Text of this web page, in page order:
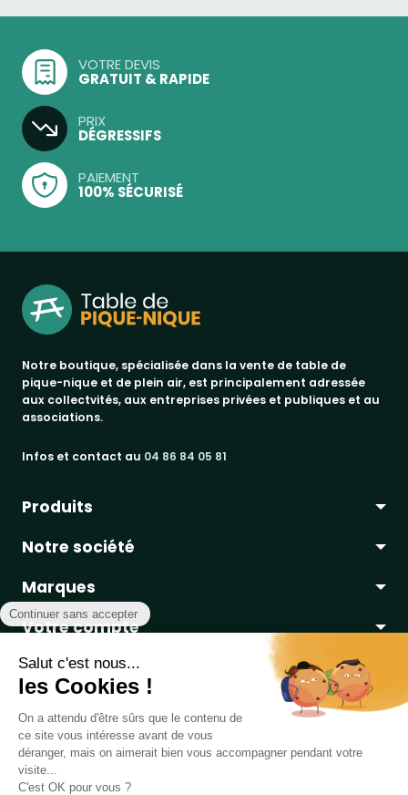
VOTRE DEVIS
GRATUIT & RAPIDE
PRIX
DÉGRESSIFS
PAIEMENT
100% SÉCURISÉ
Notre boutique, spécialisée dans la vente de table de
pique-nique et de plein air, est principalement adressée
aux collectvités, aux entreprises privées et publiques et au
associations.
Infos et contact au 04 86 84 05 81
Produits
bancs publics
corbeilles de ville & propreté
promos
tables pique-nique
embellissement urbain
jeux - loisirs sport
rangements & protections vélos
Notre société
a propos
paiement sécurisé
conditions de livraison
Marques
jad groupe
procity®
mottez
probbax®
Votre compte
informations personnelles
avoirs
adresses
Copyright 2019 - 2026Table de Pique-nique
DIRECT EQUIPEMENTS- Réalisé par
Mentions légales